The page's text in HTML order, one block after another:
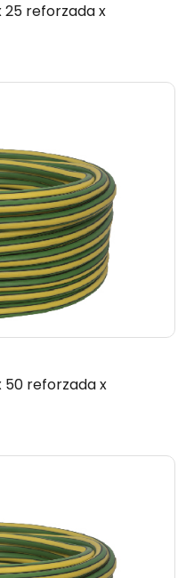
25 reforzada x
50 reforzada x